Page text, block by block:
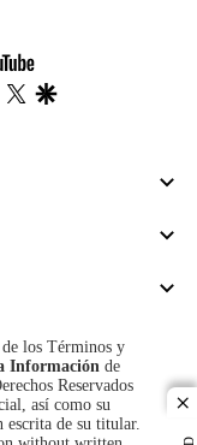
youtube-
footer
facebook
twitter
los Términos y
Información de
Reservados
así como su
escrita de su titular.